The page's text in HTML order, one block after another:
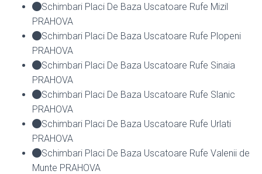
Schimbari Placi De Baza Uscatoare Rufe Mizil
PRAHOVA
Schimbari Placi De Baza Uscatoare Rufe Plopeni
PRAHOVA
Schimbari Placi De Baza Uscatoare Rufe Sinaia
PRAHOVA
Schimbari Placi De Baza Uscatoare Rufe Slanic
PRAHOVA
Schimbari Placi De Baza Uscatoare Rufe Urlati
PRAHOVA
Schimbari Placi De Baza Uscatoare Rufe Valenii de
Munte PRAHOVA